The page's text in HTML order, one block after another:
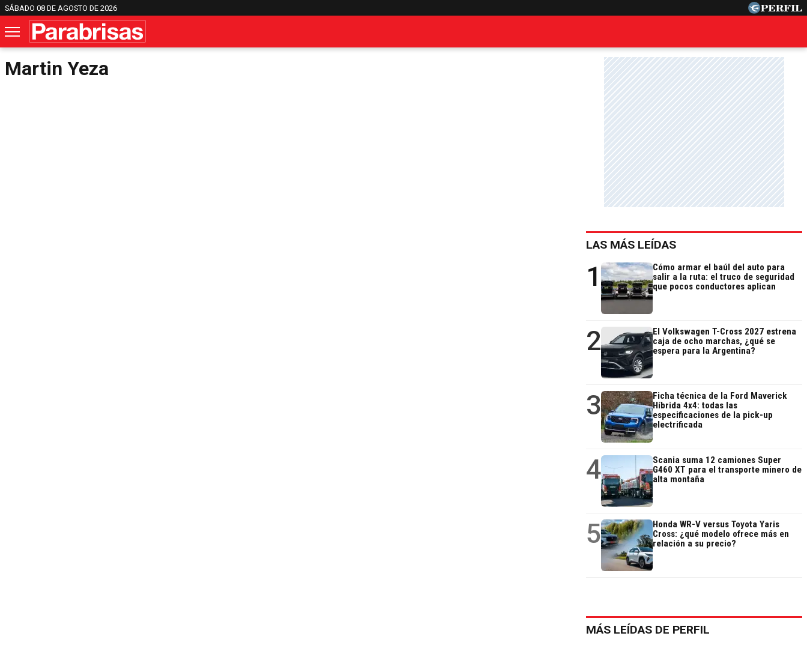
SÁBADO 08 DE AGOSTO DE 2026
Martin Yeza
LAS MÁS LEÍDAS
1
Cómo armar el baúl del auto para
salir a la ruta: el truco de seguridad
que pocos conductores aplican
2
El Volkswagen T-Cross 2027 estrena
caja de ocho marchas, ¿qué se
espera para la Argentina?
3
Ficha técnica de la Ford Maverick
Híbrida 4x4: todas las
especificaciones de la pick-up
electrificada
4
Scania suma 12 camiones Super
G460 XT para el transporte minero de
alta montaña
5
Honda WR-V versus Toyota Yaris
Cross: ¿qué modelo ofrece más en
relación a su precio?
MÁS LEÍDAS DE PERFIL